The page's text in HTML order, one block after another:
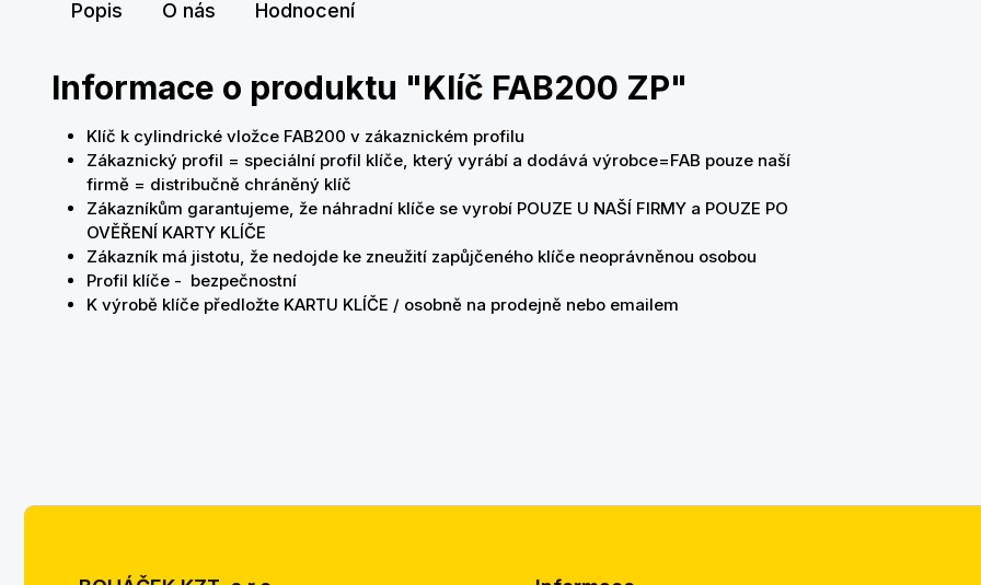
Popis O nás Hodnocení
Informace o produktu "Klíč FAB200 ZP"
Klíč k cylindrické vložce FAB200 v zákaznickém profilu
Zákaznický profil = speciální profil klíče, který vyrábí a dodává výrobce=FAB pouze naší
firmě = distribučně chráněný klíč
Zákazníkům garantujeme, že náhradní klíče se vyrobí POUZE U NAŠÍ FIRMY a POUZE PO
OVĚŘENÍ KARTY KLÍČE
Zákazník má jistotu, že nedojde ke zneužití zapůjčeného klíče neoprávněnou osobou
Profil klíče - bezpečnostní
K výrobě klíče předložte KARTU KLÍČE / osobně na prodejně nebo emailem